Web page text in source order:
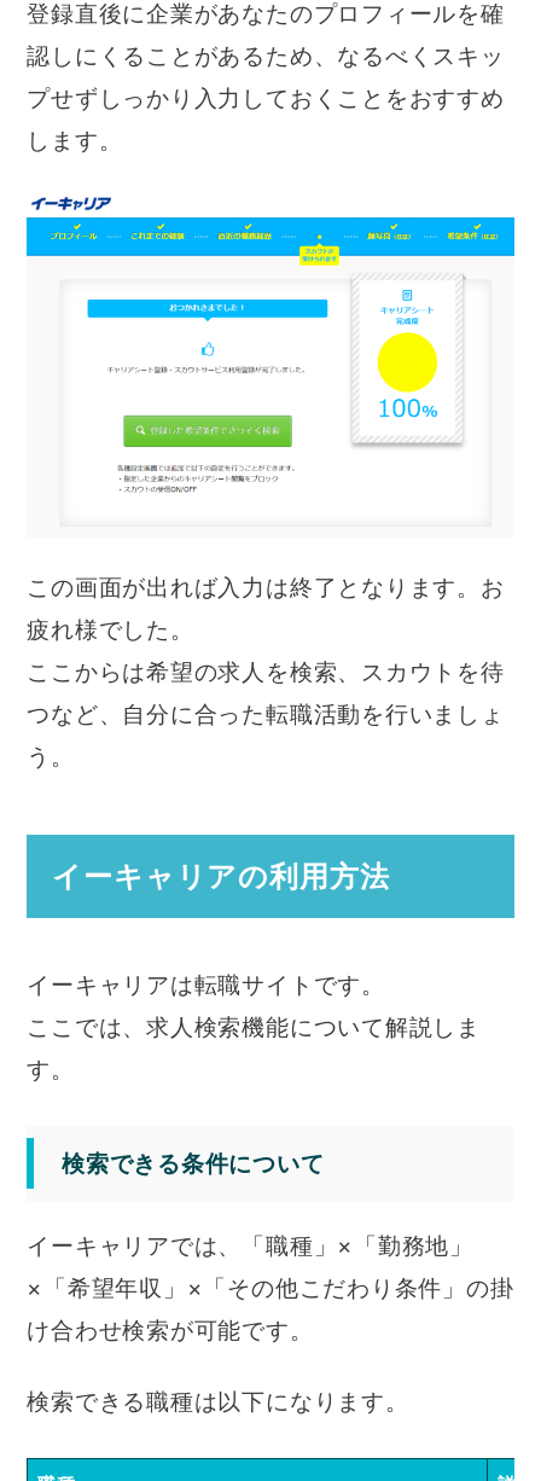
登録直後に企業があなたのプロフィールを確
認しにくることがあるため、なるべくスキッ
プせずしっかり入力しておくことをおすすめ
します。
この画面が出れば入力は終了となります。お
疲れ様でした。
ここからは希望の求人を検索、スカウトを待
つなど、自分に合った転職活動を行いましょ
う。
イーキャリアの利用方法
イーキャリアは転職サイトです。
ここでは、求人検索機能について解説しま
す。
検索できる条件について
イーキャリアでは、「職種」×「勤務地」
×「希望年収」×「その他こだわり条件」の掛
け合わせ検索が可能です。
検索できる職種は以下になります。